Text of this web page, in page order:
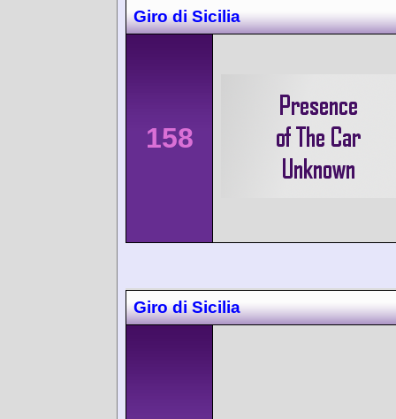
Giro di Sicilia
158
Giro di Sicilia